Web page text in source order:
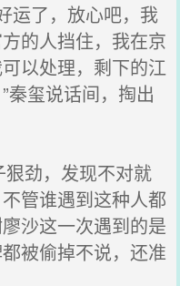
运了，放心吧，我
的人挡住，我在京
以处理，剩下的江
秦玺说话间，掏出
劲，发现不对就
管谁遇到这种人都
沙这一次遇到的是
被偷掉不说，还准